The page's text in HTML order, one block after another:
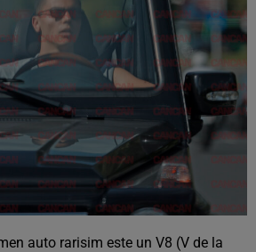
auto rarisim este un V8 (V de la